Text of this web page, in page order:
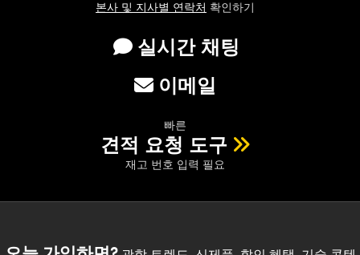
본사 및 지사별 연락처 확인하기
실시간 채팅
이메일
빠른
견적 요청 도구
재고 번호 입력 필요